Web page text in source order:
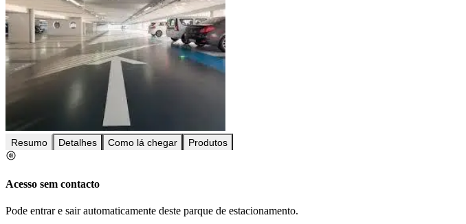
Resumo Detalhes Como lá chegar Produtos
Acesso sem contacto
Pode entrar e sair automaticamente deste parque de estacionamento.